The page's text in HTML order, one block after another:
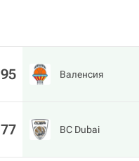
95 Валенсия
77 BC Dubai